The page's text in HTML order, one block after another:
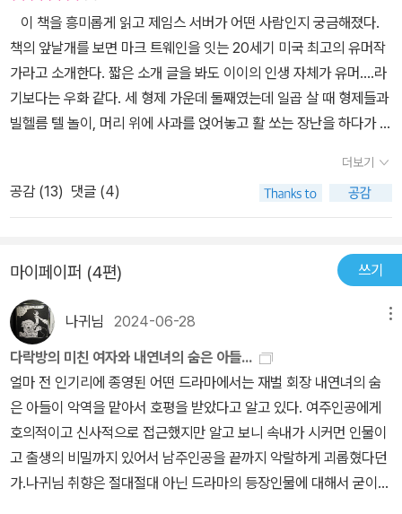
이 책을 흥미롭게 읽고 제임스 서버가 어떤 사람인지 궁금해졌다.
책의 앞날개를 보면 마크 트웨인을 잇는 20세기 미국 최고의 유머작
가라고 소개한다. 짧은 소개 글을 봐도 이이의 인생 자체가 유머....라
기보다는 우화 같다. 세 형제 가운데 둘째였는데 일곱 살 때 형제들과
빌헬름 텔 놀이, 머리 위에 사과를 얹어놓고 활 쏘는 장난을 하다가 왼
는 우울한 소년기를 맞이하게 되고 남들과 어울리지 못해 혼자 그림
을 끼적인 것이 나중에 괜찮은 삽화가로 이름을 알리는 계기가 되었
단다. 그리하여 이 단편집 《제임스 서버》에 실린 서른여섯 편의 작품
어 읽는 재미를 더해주기도 한다. 근데 위의 문단에서 서버를 가리켜
‘유머작가’라고도 하고 ‘우울한 소년기’라고도 했다. 서버는 오하이오
주 콜럼버스에서 태어나 대학까지 졸업을 하고 나중에 뉴욕에서 산
모양이다. 이 단편집의 무대 역시 콜럼버스와 뉴욕이 대부분. 거의 모
든 작품이 조금 특별한 인물을 관찰한 기록이다. 특별? 그게 아니면
적어도 기이한 사람들. 주인공이거나 화자 ‘나’가 관찰한 등장인물은
대부분 뭔가가 결핍되어 있는 경우가 많고 그런 기이함, 책을 읽는 독
자와의 다름을 서버는 유머로 치환시켜 놓지 않았나 싶다. 첫 작품 <
에마 인치, 떠나다>는 메사추세스 케이프코드 연안의 고급한 휴양 섬
더보기
공감 (13) 댓글 (4)
마이페이퍼 (4편) 쓰기
나귀님 2024-06-28
다락방의 미친 여자와 내연녀의 숨은 아들...
얼마 전 인기리에 종영된 어떤 드라마에서는 재벌 회장 내연녀의 숨
은 아들이 악역을 맡아서 호평을 받았다고 알고 있다. 여주인공에게
호의적이고 신사적으로 접근했지만 알고 보니 속내가 시커먼 인물이
고 출생의 비밀까지 있어서 남주인공을 끝까지 악랄하게 괴롭혔다던
가.나귀님 취향은 절대절대 아닌 드라마의 등장인물에 대해서 굳이